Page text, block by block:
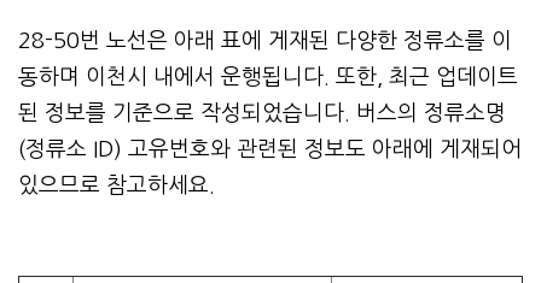
28-50번 노선은 아래 표에 게재된 다양한 정류소를 이
동하며 이천시 내에서 운행됩니다. 또한, 최근 업데이트
된 정보를 기준으로 작성되었습니다. 버스의 정류소명
(정류소 ID) 고유번호와 관련된 정보도 아래에 게재되어
있으므로 참고하세요.